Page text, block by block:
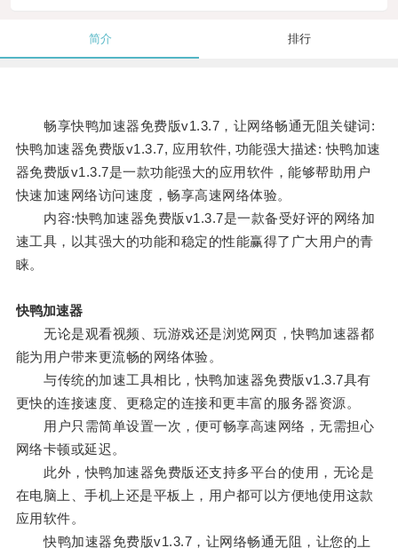
简介 排行
畅享快鸭加速器免费版v1.3.7，让网络畅通无阻关键词:
快鸭加速器免费版v1.3.7, 应用软件, 功能强大描述: 快鸭加速
器免费版v1.3.7是一款功能强大的应用软件，能够帮助用户
快速加速网络访问速度，畅享高速网络体验。
内容:快鸭加速器免费版v1.3.7是一款备受好评的网络加
速工具，以其强大的功能和稳定的性能赢得了广大用户的青
睐。
快鸭加速器
无论是观看视频、玩游戏还是浏览网页，快鸭加速器都
能为用户带来更流畅的网络体验。
与传统的加速工具相比，快鸭加速器免费版v1.3.7具有
更快的连接速度、更稳定的连接和更丰富的服务器资源。
用户只需简单设置一次，便可畅享高速网络，无需担心
网络卡顿或延迟。
此外，快鸭加速器免费版还支持多平台的使用，无论是
在电脑上、手机上还是平板上，用户都可以方便地使用这款
应用软件。
快鸭加速器免费版v1.3.7，让网络畅通无阻，让您的上